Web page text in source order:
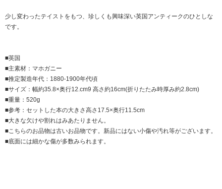
少し変わったテイストをもつ、珍しくも興味深い英国アンティークのひとしな
です。
■英国
■主素材：マホガニー
■推定製造年代：1880-1900年代頃
■サイズ：幅約35.8×奥行12.cm9 高さ約16cm(折りたたみ時厚み約2.8cm)
■重量：520g
■参考：セットした本の大きさ高さ17.5×奥行11.5cm
■大きな欠けや割れはみあたりません。
■こちらのお品物は古いお品物です。新品にはない小傷や汚れ等がございます。
■底面には細かな傷が多数みられます。